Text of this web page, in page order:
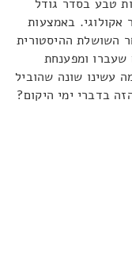
טבע בסדר גודל
אקולוגי. באמצעות
השושלת ההיסטורית
שעברו ומפענחת
עשינו שונה שהוביל
בדברי ימי היקום?